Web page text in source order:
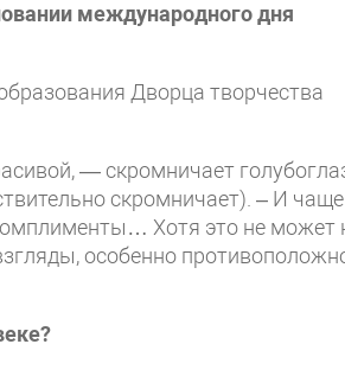
международного дня
Дворца творчества
— скромничает
скромничает). – И чаще
Хотя это не может
особенно